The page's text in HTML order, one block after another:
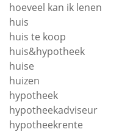
hoeveel kan ik lenen
huis
huis te koop
huis&hypotheek
huise
huizen
hypotheek
hypotheekadviseur
hypotheekrente